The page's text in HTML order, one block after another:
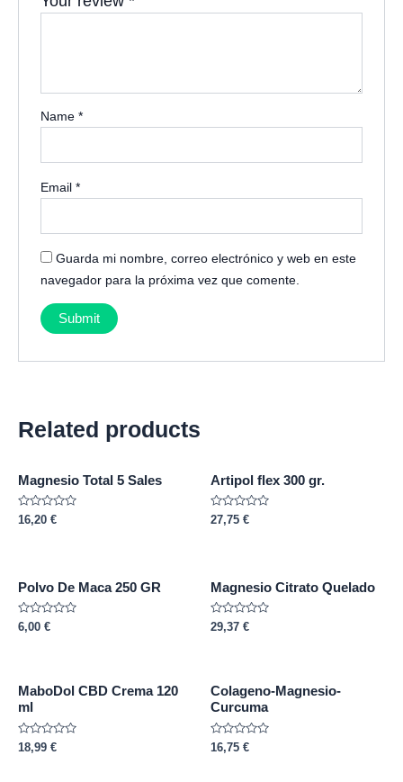
Name*
Email*
Guarda mi nombre, correo electrónico y web en este
navegador para la próxima vez que comente.
Related products
Magnesio Total 5 Sales
Rated
0
16,20 €
Artipol flex 300 gr.
Rated
0
27,75 €
Polvo De Maca 250 GR
Rated
0
6,00 €
Magnesio Citrato Quelado
Rated
0
29,37 €
MaboDol CBD Crema 120
ml
Rated
0
18,99 €
Colageno-Magnesio-
Curcuma
Rated
0
16,75 €